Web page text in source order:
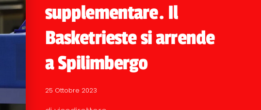
supplementare. Il
Basketrieste si arrende
a Spilimbergo
25 Ottobre 2023